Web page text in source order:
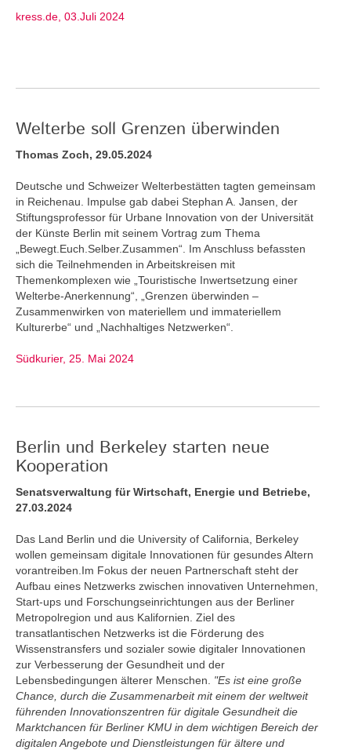
kress.de, 03.Juli 2024
Welterbe soll Grenzen überwinden
Thomas Zoch, 29.05.2024
Deutsche und Schweizer Welterbestätten tagten gemeinsam
in Reichenau. Impulse gab dabei Stephan A. Jansen, der
Stiftungsprofessor für Urbane Innovation von der Universität
der Künste Berlin mit seinem Vortrag zum Thema
„Bewegt.Euch.Selber.Zusammen“. Im Anschluss befassten
sich die Teilnehmenden in Arbeitskreisen mit
Themenkomplexen wie „Touristische Inwertsetzung einer
Welterbe-Anerkennung“, „Grenzen überwinden –
Zusammenwirken von materiellem und immateriellem
Kulturerbe“ und „Nachhaltiges Netzwerken“.
Südkurier, 25. Mai 2024
Berlin und Berkeley starten neue
Kooperation
Senatsverwaltung für Wirtschaft, Energie und Betriebe,
27.03.2024
Das Land Berlin und die University of California, Berkeley
wollen gemeinsam digitale Innovationen für gesundes Altern
vorantreiben.Im Fokus der neuen Partnerschaft steht der
Aufbau eines Netzwerks zwischen innovativen Unternehmen,
Start-ups und Forschungseinrichtungen aus der Berliner
Metropolregion und aus Kalifornien. Ziel des
transatlantischen Netzwerks ist die Förderung des
Wissenstransfers und sozialer sowie digitaler Innovationen
zur Verbesserung der Gesundheit und der
Lebensbedingungen älterer Menschen. "Es ist eine große
Chance, durch die Zusammenarbeit mit einem der weltweit
führenden Innovationszentren für digitale Gesundheit die
Marktchancen für Berliner KMU in dem wichtigen Bereich der
digitalen Angebote und Dienstleistungen für ältere und